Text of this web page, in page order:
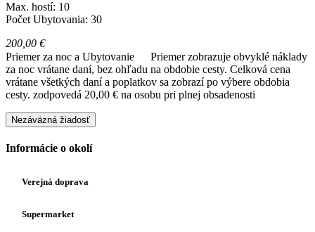
Max. hostí: 10
Počet Ubytovania: 30
200,00 €
Priemer za noc a Ubytovanie
Priemer zobrazuje obvyklé náklady
za noc vrátane daní, bez ohľadu na obdobie cesty. Celková cena
vrátane všetkých daní a poplatkov sa zobrazí po výbere obdobia
cesty. zodpovedá 20,00 € na osobu pri plnej obsadenosti
Nezáväzná žiadosť
Informácie o okolí
Verejná doprava
Supermarket